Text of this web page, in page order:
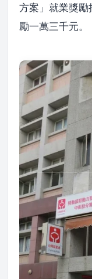
方案」就業獎勵
勵一萬三千元。